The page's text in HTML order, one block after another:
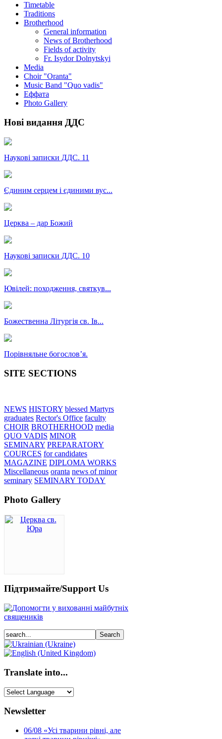
Timetable
Traditions
Brotherhood
General information
News of Brotherhood
Fields of activity
Fr. Isydor Dolnytskyi
Media
Choir "Oranta"
Music Band "Quo vadis"
Еффата
Photo Gallery
Нові видання ДДС
Наукові записки ДДС. 11
Єдиним серцем і єдиними вус...
Церква – дар Божий
Наукові записки ДДС. 10
Ювілей: походження, святкув...
Божественна Літургія св. Ів...
Порівняльне богословʼя.
SITE SECTIONS
NEWS HISTORY blessed Martyrs
graduates Rector's Office faculty
CHOIR BROTHERHOOD media
QUO VADIS MINOR
SEMINARY PREPARATORY
COURCES for candidates
MAGAZINE DIPLOMA WORKS
Miscellaneous oranta news of minor
seminary SEMINARY TODAY
Photo Gallery
Підтримайте/Support Us
Translate into...
Newsletter
06/08 «Усі тварини рівні, але